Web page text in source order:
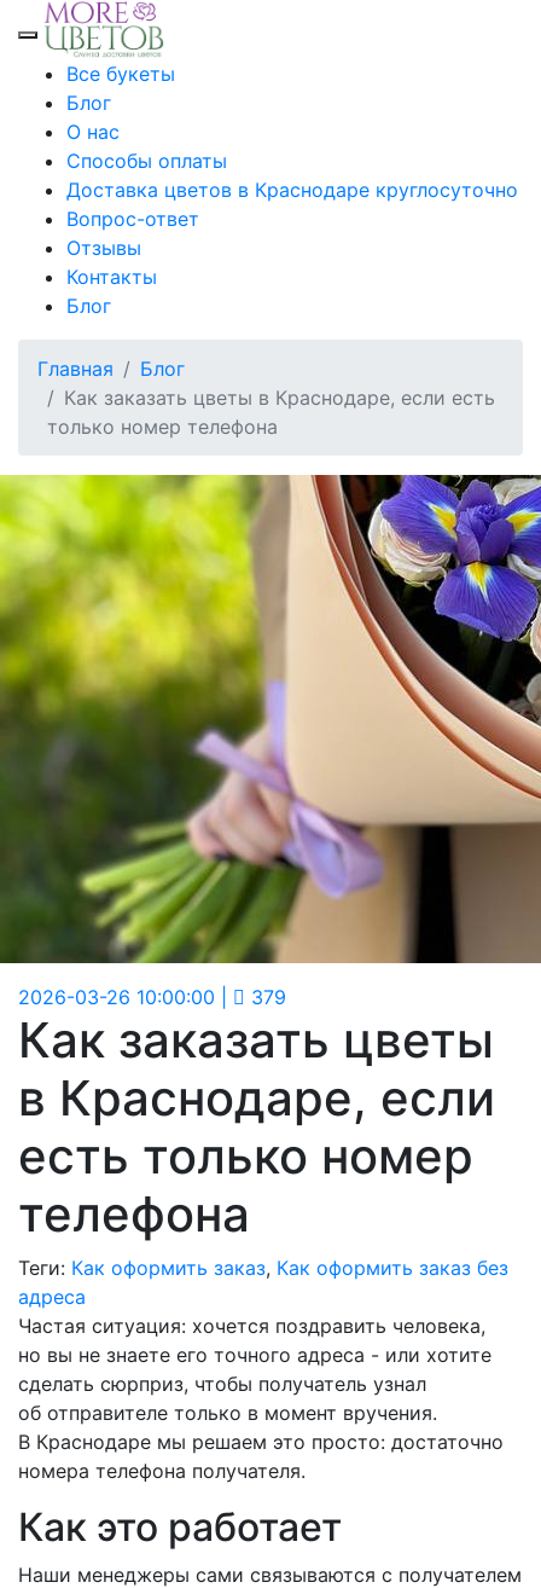
Toggle mobile menu
Все букеты
Блог
О нас
Способы оплаты
Доставка цветов в Краснодаре круглосуточно
Вопрос-ответ
Отзывы
Контакты
Блог
Главная
Блог
Как заказать цветы в Краснодаре, если есть
только номер телефона
2026-03-26 10:00:00 379
Как заказать цветы
в Краснодаре, если
есть только номер
телефона
Теги: Как оформить заказ, Как оформить заказ без
адреса
Частая ситуация: хочется поздравить человека,
но вы не знаете его точного адреса - или хотите
сделать сюрприз, чтобы получатель узнал
об отправителе только в момент вручения.
В Краснодаре мы решаем это просто: достаточно
номера телефона получателя.
Как это работает
Наши менеджеры сами связываются с получателем